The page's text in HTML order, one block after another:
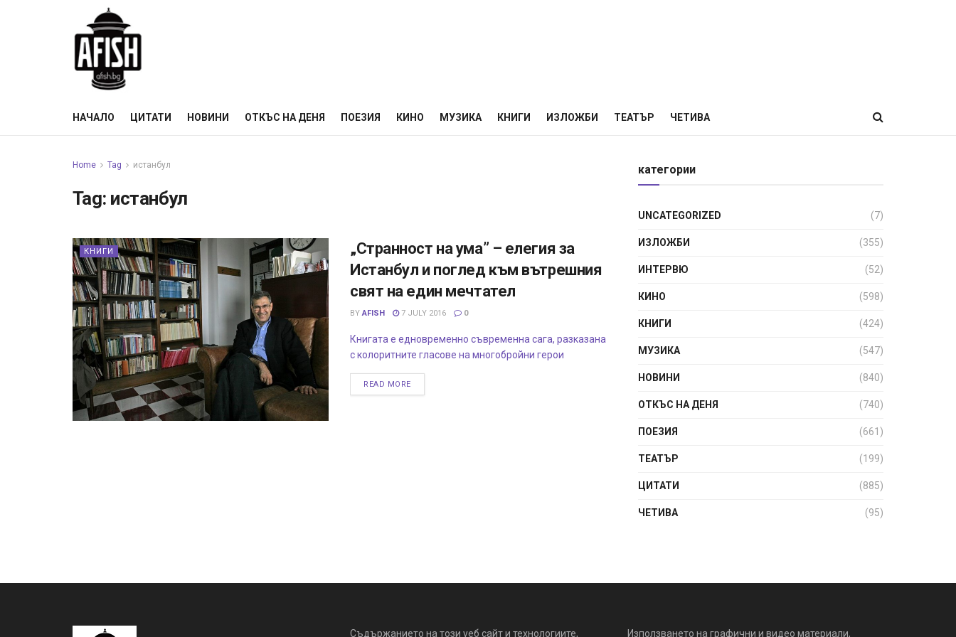
НАЧАЛО ЦИТАТИ НОВИНИ ОТКЪС НА ДЕНЯ ПОЕЗИЯ КИНО МУЗИКА КНИГИ ИЗЛОЖБИ ТЕАТЪР ЧЕТИВА
Home Tag истанбул
Tag: истанбул
КНИГИ
„Странност на ума” – елегия за
Истанбул и поглед към вътрешния
свят на един мечтател
BY AFISH 7 JULY 2016 0
Книгата е едновременно съвременна сага, разказана
с колоритните гласове на многобройни герои
READ MORE
категории
UNCATEGORIZED (7)
ИЗЛОЖБИ (355)
ИНТЕРВЮ (52)
КИНО (598)
КНИГИ (424)
МУЗИКА (547)
НОВИНИ (840)
ОТКЪС НА ДЕНЯ (740)
ПОЕЗИЯ (661)
ТЕАТЪР (199)
ЦИТАТИ (885)
ЧЕТИВА (95)
Съдържанието на този уеб сайт и технологиите, Използването на графични и видео материали,